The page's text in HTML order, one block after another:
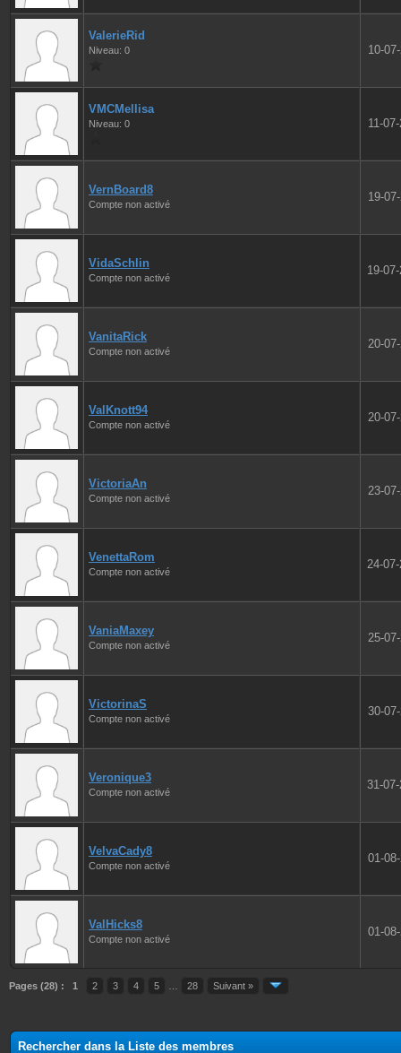
ValerieRid
Niveau: 0 10-
VMCMellisa
Niveau: 0 11-
VernBoard8
Compte non activé
19-
VidaSchlin
Compte non activé
19-
VanitaRick
Compte non activé
20-
ValKnott94
Compte non activé
20-
VictoriaAn
Compte non activé
23-
VenettaRom
Compte non activé
24-
VaniaMaxey
Compte non activé
25-
VictorinaS
Compte non activé
30-
Veronique3
Compte non activé
31-
VelvaCady8
Compte non activé
01-
ValHicks8
Compte non activé
01-
Pages (28) : 1 2 3 4 5 28 Suivant »
Rechercher dans la Liste des membres